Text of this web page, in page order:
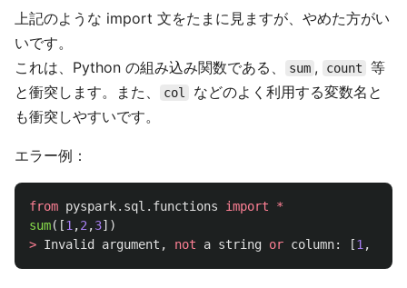
上記のような import 文をたまに見ますが、やめた方がい
いです。
これは、Python の組み込み関数である、
sum , count
等
と衝突します。また、
col
などのよく利用する変数名と
も衝突しやすいです。
エラー例：
from pyspark.sql.functions import
*
sum([1 ,2 ,3])
> Invalid argument , not a string or column: [1 ,